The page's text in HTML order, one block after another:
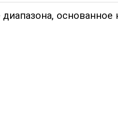
основанное